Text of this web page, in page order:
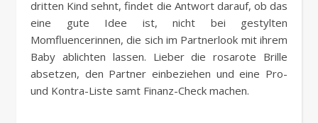
dritten Kind sehnt, findet die Antwort darauf, ob das
eine gute Idee ist, nicht bei gestylten
Momfluencerinnen, die sich im Partnerlook mit ihrem
Baby ablichten lassen. Lieber die rosarote Brille
absetzen, den Partner einbeziehen und eine Pro-
und Kontra-Liste samt Finanz-Check machen.